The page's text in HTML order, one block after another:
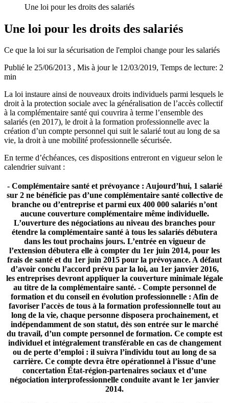
Une loi pour les droits des salariés
Une loi pour les droits des salariés
Ce que la loi sur la sécurisation de l'emploi change pour les salariés
Publié le 25/06/2013 , Mis à jour le 12/03/2019, Temps de lecture: 2
min
La loi instaure ainsi de nouveaux droits individuels parmi lesquels le
droit à la protection sociale avec la généralisation de l’accès collectif
à la complémentaire santé qui couvrira à terme l’ensemble des
salariés (en 2017), le droit à la formation professionnelle avec la
création d’un compte personnel qui suit le salarié tout au long de sa
vie, la droit à une mobilité professionnelle sécurisée.
En terme d’échéances, ces dispositions entreront en vigueur selon le
calendrier suivant :
- Complémentaire santé et prévoyance : Aujourd’hui, 1 salarié
sur 2 ne bénéficie pas d’une complémentaire santé collective de
branche ou d’entreprise et parmi eux 400 000 salariés n’ont
aucune couverture complémentaire même individuelle.
L’ouverture des négociations au niveau des branches pour
étendre la complémentaire santé à tous les salariés débutera
dans les tout prochains jours. L’entrée en vigueur de
l’extension débutera elle à compter du 1er juin 2014, pour les
frais de santé et du 1er juin 2015 pour la prévoyance. A défaut
d’avoir conclu l’accord prévu par la loi, au 1er janvier 2016,
les entreprises devront appliquer la couverture minimale légale
au titre de la complémentaire santé. - Compte personnel de
formation et du conseil en évolution professionnelle : Afin de
favoriser l’accès de tous à la formation professionnelle tout au
long de la vie, chaque personne disposera prochainement, et
indépendamment de son statut, dès son entrée sur le marché
du travail, d’un compte personnel de formation. Ce compte est
individuel et intégralement transférable en cas de changement
ou de perte d’emploi : il suivra l’individu tout au long de sa
carrière. Ce compte devra être opérationnel à l’issue d’une
concertation État-région-partenaires sociaux et d’une
négociation interprofessionnelle conduite avant le 1er janvier
2014.